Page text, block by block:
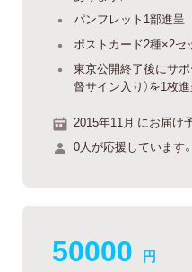
パンフレット1部進呈
ポストカード2種×2セ
東京公開終了後にサ
督サイン入り）を1枚
2015年11月 にお届け
0人が応援しています。
50000 円